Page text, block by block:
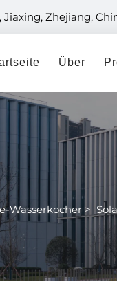
Zhejiang,
Über
Wasserkocher >